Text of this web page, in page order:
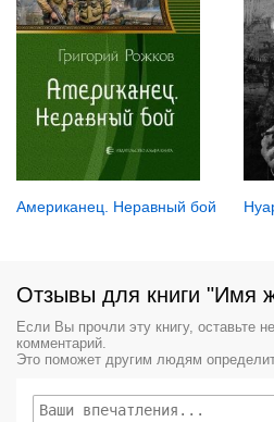
Американец. Неравный бой
Отзывы для книги "Имя
Если Вы прочли эту книгу, оставьте
комментарий.
Это поможет другим людям